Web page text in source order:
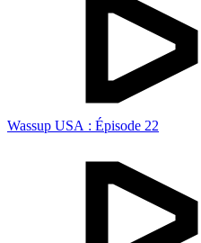
Wassup USA : Épisode 22